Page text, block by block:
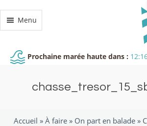
Menu
Prochaine marée haute dans :
Accueil » À faire » On part en balade »